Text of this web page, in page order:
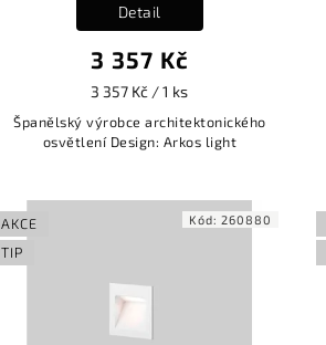
3 357 Kč
3 357 Kč / 1 ks
Detail
Španělský výrobce architektonického
osvětlení Design: Arkos light
AKCE
TIP
Kód:260880